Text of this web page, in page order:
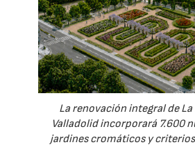
La renovación integral de La
Valladolid incorporará 7.600
jardines cromáticos y